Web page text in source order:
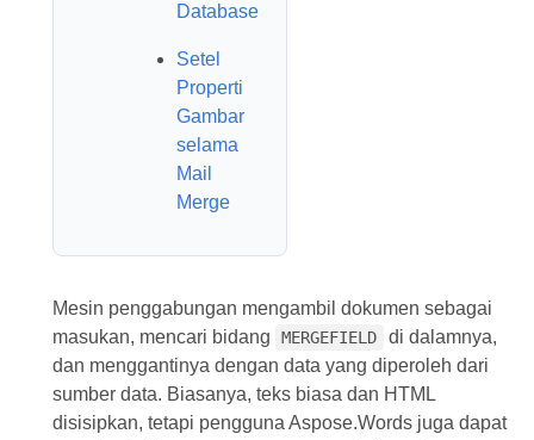
Database
Setel
Properti
Gambar
selama
Mail
Merge
Mesin penggabungan mengambil dokumen sebagai
masukan, mencari bidang
MERGEFIELD
di dalamnya,
dan menggantinya dengan data yang diperoleh dari
sumber data. Biasanya, teks biasa dan HTML
disisipkan, tetapi pengguna Aspose.Words juga dapat